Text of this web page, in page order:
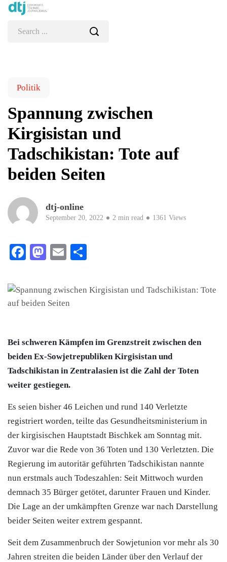
Politik
Spannung zwischen
Kirgisistan und
Tadschikistan: Tote auf
beiden Seiten
dtj-online
September 20, 2022 2 min read 1361 Views
Facebook
Mastodon
Email
Bei schweren Kämpfen im Grenzstreit zwischen den
beiden Ex-Sowjetrepubliken Kirgisistan und
Tadschikistan in Zentralasien ist die Zahl der Toten
weiter gestiegen.
Es seien bisher 46 Leichen und rund 140 Verletzte
registriert worden, teilte das Gesundheitsministerium in
der kirgisischen Hauptstadt Bischkek am Sonntag mit.
Zuvor war die Rede von 36 Toten und 130 Verletzten. Die
Regierung im autoritär geführten Tadschikistan nannte
nun erstmals auch Todeszahlen: Seit Mittwoch wurden
demnach 35 Bürger getötet, darunter Frauen und Kinder.
Die Lage an der umkämpften Grenze war nach Darstellung
beider Seiten weiter extrem gespannt.
Seit dem Zusammenbruch der Sowjetunion vor mehr als 30
Jahren streiten die beiden Länder über den Verlauf der